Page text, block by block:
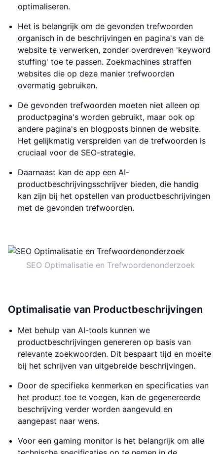
optimaliseren.
Het is belangrijk om de gevonden trefwoorden
organisch in de beschrijvingen en pagina's van de
website te verwerken, zonder overdreven 'keyword
stuffing' toe te passen. Zoekmachines straffen
websites die op deze manier trefwoorden
overmatig gebruiken.
De gevonden trefwoorden moeten niet alleen op
productpagina's worden gebruikt, maar ook op
andere pagina's en blogposts binnen de website.
Het gelijkmatig verspreiden van de trefwoorden is
cruciaal voor de SEO-strategie.
Daarnaast kan de app een AI-
productbeschrijvingsschrijver bieden, die handig
kan zijn bij het opstellen van productbeschrijvingen
met de gevonden trefwoorden.
SEO Optimalisatie en Trefwoordenonderzoek
Optimalisatie van Productbeschrijvingen
Met behulp van AI-tools kunnen we
productbeschrijvingen genereren op basis van
relevante zoekwoorden. Dit bespaart tijd en moeite
bij het schrijven van uitgebreide beschrijvingen.
Door de specifieke kenmerken en specificaties van
het product toe te voegen, kan de gegenereerde
beschrijving verder worden aangevuld en
aangepast naar wens.
Voor een gaming monitor is het belangrijk om alle